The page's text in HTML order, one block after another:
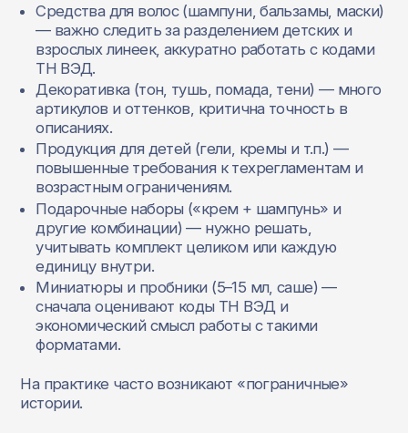
Средства для волос (шампуни, бальзамы, маски)
— важно следить за разделением детских и
взрослых линеек, аккуратно работать с кодами
ТН ВЭД.
Декоративка (тон, тушь, помада, тени) — много
артикулов и оттенков, критична точность в
описаниях.
Продукция для детей (гели, кремы и т.п.) —
повышенные требования к техрегламентам и
возрастным ограничениям.
Подарочные наборы («крем + шампунь» и
другие комбинации) — нужно решать,
учитывать комплект целиком или каждую
единицу внутри.
Миниатюры и пробники (5–15 мл, саше) —
сначала оценивают коды ТН ВЭД и
экономический смысл работы с такими
форматами.
На практике часто возникают «пограничные»
истории.